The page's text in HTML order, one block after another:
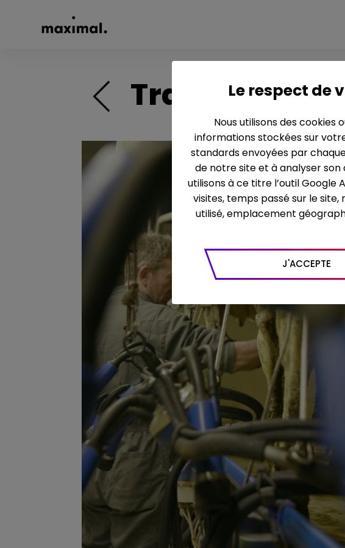
TravaillerLe respect de
Nous utilisons des
informations stockées sur
standards envoyées par
de notre site et à analyser son
utilisons à ce titre l’outil
visites, temps passé sur le
utilisé, emplacement
J'ACCEPTE